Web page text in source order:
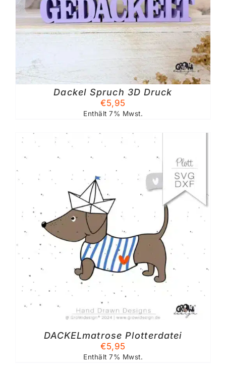
Dackel Spruch 3D Druck
€5,95
Enthält 7% Mwst.
DACKELmatrose Plotterdatei
€5,95
Enthält 7% Mwst.